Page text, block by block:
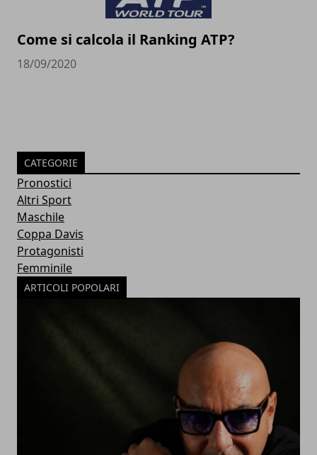
Come si calcola il Ranking ATP?
18/09/2020
CATEGORIE
Pronostici
Altri Sport
Maschile
Coppa Davis
Protagonisti
Femminile
ARTICOLI POPOLARI